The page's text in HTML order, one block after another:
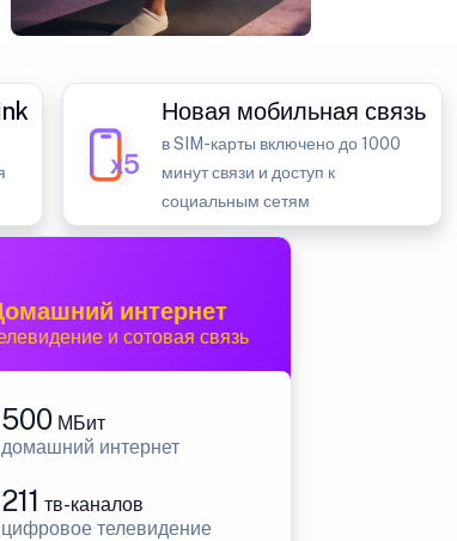
Новая мобильная связь
в SIM-карты включено до 1000
минут связи и доступ к
социальным сетям
интернет
и сотовая связь
500 МБит
домашний интернет
211 тв-каналов
цифровое телевидение